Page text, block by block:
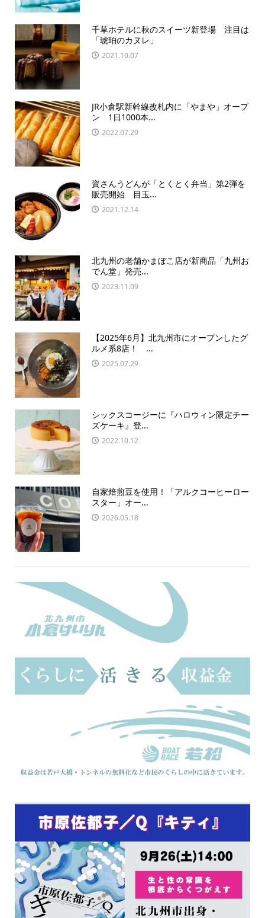
千草ホテルに秋のスイーツ新登場 注目は
「琥珀のカヌレ」
2021.10.07
JR小倉駅新幹線改札内に「やまや」オープ
ン 1日1000本...
2022.07.29
資さんうどんが「とくとく弁当」第2弾を
販売開始 目玉...
2021.12.14
北九州の老舗かまぼこ店が新商品「九州お
でん堂」発売...
2023.11.09
【2025年6月】北九州市にオープンしたグ
ルメ系8店！ ...
2025.07.29
シックスコージーに『ハロウィン限定チー
ズケーキ』登...
2022.10.12
自家焙煎豆を使用！「アルクコーヒーロー
スター」オー...
2026.05.18